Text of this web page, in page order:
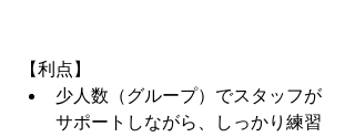
【利点】
少人数（グループ）でスタッフが
サポートしながら、しっかり練習